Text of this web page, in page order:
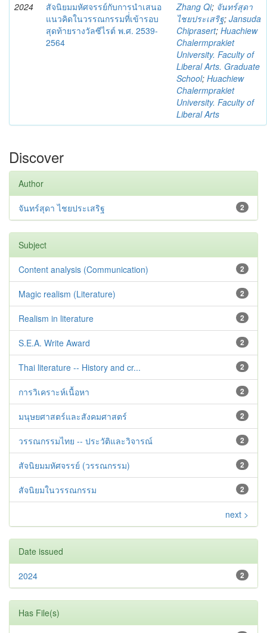
2024
สัจนิยมมหัศจรรย์กับการนำเสนอ
แนวคิดในวรรณกรรมที่่เข้ารอบ
สุดท้ายรางวัลซีไรต์ พ.ศ. 2539-
2564
Zhang Qi; จันทร์สุดา
ไชยประเสริฐ; Jansuda
Chiprasert; Huachiew
Chalermprakiet
University. Faculty of
Liberal Arts. Graduate
School; Huachiew
Chalermprakiet
University. Faculty of
Liberal Arts
Discover
Author
2
จันทร์สุดา ไชยประเสริฐ
Subject
2
Content analysis (Communication)
2
Magic realism (Literature)
2
Realism in literature
2
S.E.A. Write Award
2
Thai literature -- History and cr...
2
การวิเคราะห์เนื้อหา
2
มนุษยศาสตร์และสังคมศาสตร์
2
วรรณกรรมไทย -- ประวัติและวิจารณ์
2
สัจนิยมมหัศจรรย์ (วรรณกรรม)
2
สัจนิยมในวรรณกรรม
next >
Date issued
2
2024
Has File(s)